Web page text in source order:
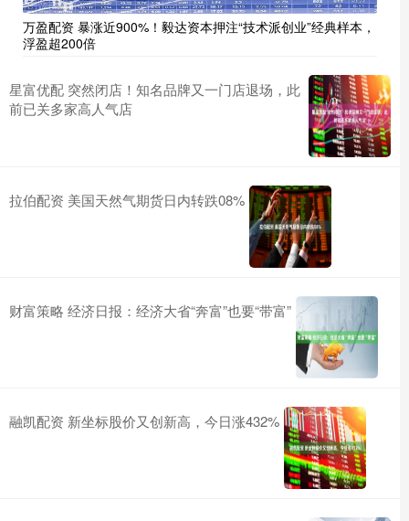
万盈配资 暴涨近900%！毅达资本押注“技术派创业”经典样本，
浮盈超200倍
星富优配 突然闭店！知名品牌又一门店退场，此
前已关多家高人气店
拉伯配资 美国天然气期货日内转跌08%
财富策略 经济日报：经济大省“奔富”也要“带富”
融凯配资 新坐标股价又创新高，今日涨432%